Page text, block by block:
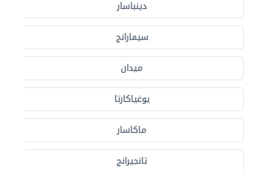
دينباسار
سيمارانج
ميدان
يوغياكارتا
ماكاسار
تانجيرانج